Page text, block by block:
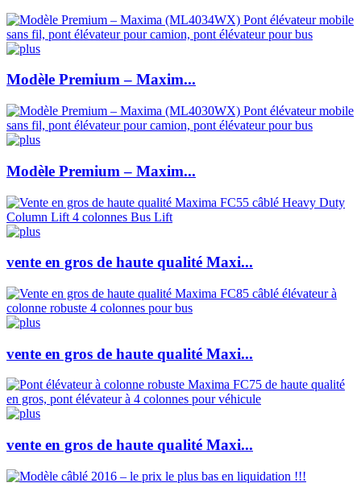
Modèle Premium – Maxim...
Modèle Premium – Maxim...
vente en gros de haute qualité Maxi...
vente en gros de haute qualité Maxi...
vente en gros de haute qualité Maxi...